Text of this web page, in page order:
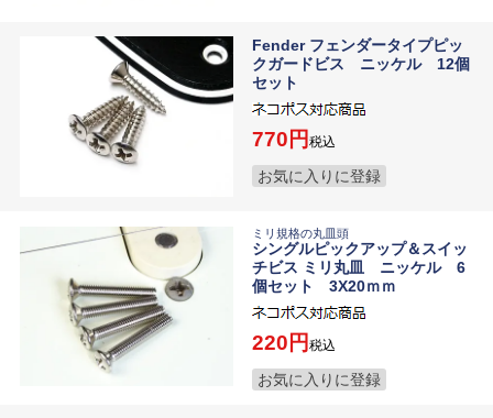
Fender フェンダータイプピッ
クガードビス ニッケル 12個
セット
770 税込
お気に入りに登録
ミリ規格の丸皿頭
シングルピックアップ＆スイッ
チビス ミリ丸皿 ニッケル 6
個セット 3X20ｍｍ
220 税込
お気に入りに登録